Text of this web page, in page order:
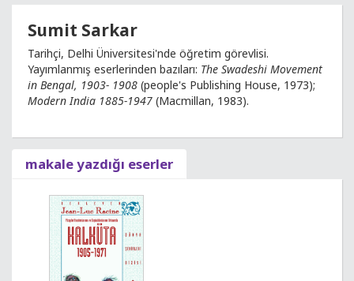
Sumit Sarkar
Tarihçi, Delhi Üniversitesi'nde öğretim görevlisi.
Yayımlanmış eserlerinden bazıları: The Swadeshi Movement
in Bengal, 1903- 1908 (people's Publishing House, 1973);
Modern India 1885-1947 (Macmillan, 1983).
makale yazdığı eserler